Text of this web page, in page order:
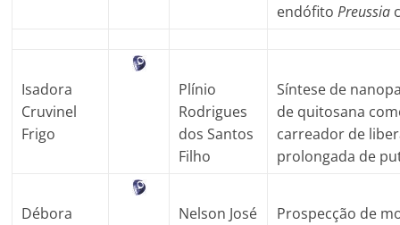
endófitoPreussia
Isadora
Cruvinel
Frigo
Plínio
Rodrigues
dos Santos
Filho
Síntese de
de quitosana
carreador de
prolongada de
Débora
Nelson José
Prospecção de